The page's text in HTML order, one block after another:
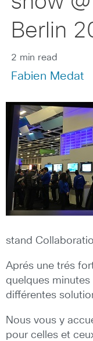
Berlin
2 min read
Fabien Medat
stand
Aprés une trés
quelques
différentes
Nous vous y
pour celles et